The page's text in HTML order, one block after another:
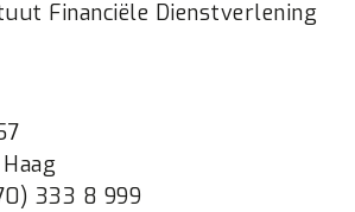
Financiële Dienstverlening
333 8 999